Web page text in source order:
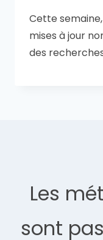
Cette
mises à jour
des
Les
sont